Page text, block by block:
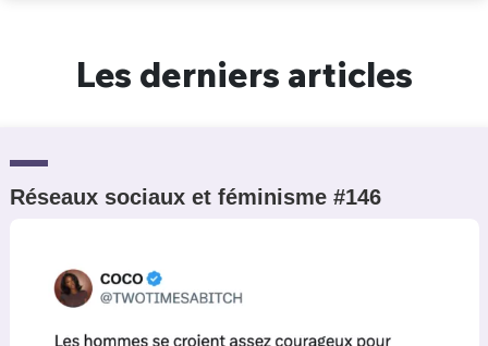
Les derniers articles
Réseaux sociaux et féminisme #146